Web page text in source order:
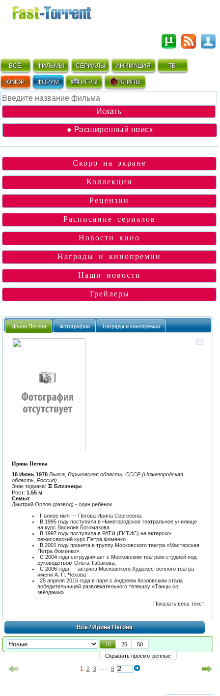
ВСЁ ФИЛЬМЫ СЕРИАЛЫ АНИМАЦИЯ ТВ
ЮМОР ФОРУМ ИГРЫ КЛИПЫ
● Расширенный поиск
Скоро на экране
Коллекции
Рецензии
Расписание сериалов
Новости кино
Награды и кинопремии
Наши новости
Трейлеры
Ирина Пегова Фотографии Награды и кинопремии
Ирина Пегова
18 Июнь 1978 Выкса, Горьковская область, СССР (Нижегородская
область, Россия)
Знак зодиака: ♊ Близнецы
Рост: 1.55 м
Семья:
Дмитрий Орлов(развод) - один ребенок
Полное имя — Пегова Ирина Сергеевна.
В 1995 году поступила в Нижегородское театральное училище
на курс Василия Богомазова.
В 1997 году поступила в РАТИ (ГИТИС) на актерско-
режиссерский курс Петра Фоменко.
В 2001 году принята в труппу Московского театра «Мастерская
Петра Фоменко».
С 2004 года сотрудничает с Московским театром-студией под
руководством Олега Табакова,
С 2006 года — актриса Московского Художественного театра
имени А. П. Чехова
25 апреля 2015 года в паре с Андреем Козловским стала
победительницей развлекательного телешоу «Танцы со
звёздами» …
Показать весь текст
Всё/ Ирина Пегова
15 25
50
Скрывать просмотренные
1 2 3 · · · 8